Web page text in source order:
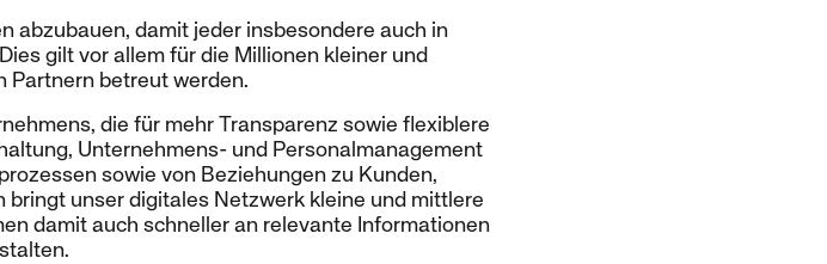
abzubauen, damit jeder insbesondere auch in
gilt vor allem für die Millionen kleiner und
Partnern betreut werden.
die für mehr Transparenz sowie flexiblere
Unternehmens- und Personalmanagement
sowie von Beziehungen zu Kunden,
unser digitales Netzwerk kleine und mittlere
damit auch schneller an relevante Informationen